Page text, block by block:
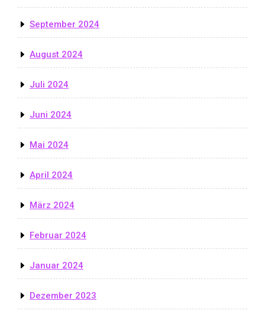
September 2024
August 2024
Juli 2024
Juni 2024
Mai 2024
April 2024
März 2024
Februar 2024
Januar 2024
Dezember 2023